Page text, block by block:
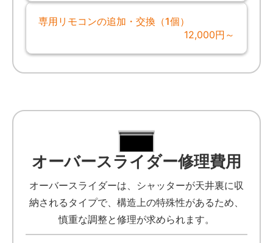
専用リモコンの追加・交換（1個）
12,000円～
オーバースライダー修理費用
オーバースライダーは、シャッターが天井裏に収
納されるタイプで、構造上の特殊性があるため、
慎重な調整と修理が求められます。